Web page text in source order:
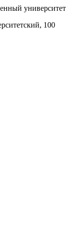
университет
100